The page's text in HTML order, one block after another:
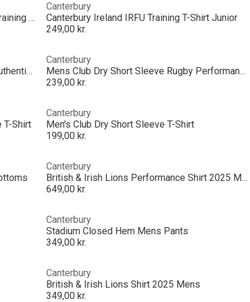
Mens Canterbury Ireland IRFU 1/4 Zip Training Hoody 2026
Canterbury
Canterbury Ireland IRFU Training T-Shirt Junior
249,00 kr.
Mens Ireland Rugby World Cup Home Authentic Kit Rugby Kit 2025
Canterbury
Mens Club Dry Short Sleeve Rugby Performance Polo
239,00 kr.
T-Shirt
Canterbury
Men's Club Dry Short Sleeve T-Shirt
199,00 kr.
Canterbury
British & Irish Lions Performance Shirt 2025 Mens
649,00 kr.
Canterbury
Stadium Closed Hem Mens Pants
349,00 kr.
Canterbury
British & Irish Lions Shirt 2025 Mens
349,00 kr.